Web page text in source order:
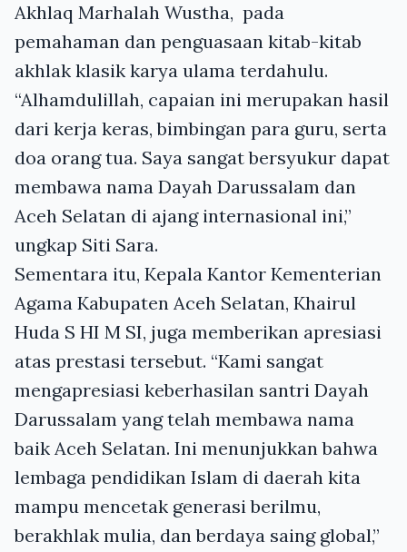
Akhlaq Marhalah Wustha, pada
pemahaman dan penguasaan kitab-kitab
akhlak klasik karya ulama terdahulu.
“Alhamdulillah, capaian ini merupakan hasil
dari kerja keras, bimbingan para guru, serta
doa orang tua. Saya sangat bersyukur dapat
membawa nama Dayah Darussalam dan
Aceh Selatan di ajang internasional ini,”
ungkap Siti Sara.
Sementara itu, Kepala Kantor Kementerian
Agama Kabupaten Aceh Selatan, Khairul
Huda S HI M SI, juga memberikan apresiasi
atas prestasi tersebut. “Kami sangat
mengapresiasi keberhasilan santri Dayah
Darussalam yang telah membawa nama
baik Aceh Selatan. Ini menunjukkan bahwa
lembaga pendidikan Islam di daerah kita
mampu mencetak generasi berilmu,
berakhlak mulia, dan berdaya saing global,”